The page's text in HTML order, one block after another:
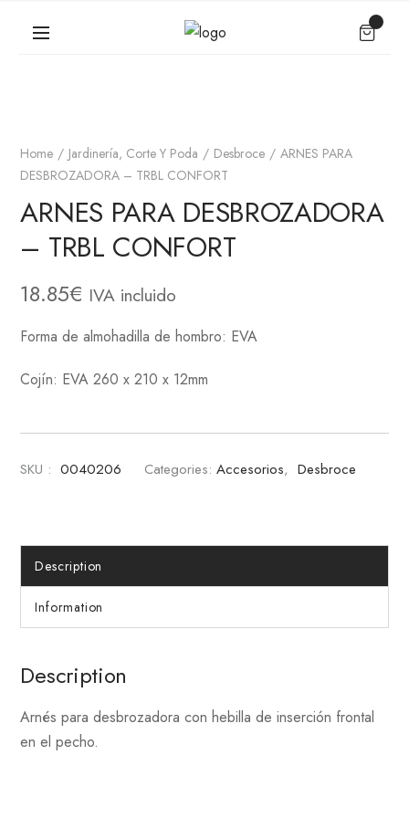
Home Jardinería, Corte Y Poda Desbroce
ARNES PARA
DESBROZADORA – TRBL CONFORT
ARNES PARA DESBROZADORA
– TRBL CONFORT
18.85€ IVA incluido
Forma de almohadilla de hombro: EVA
Cojín: EVA 260 x 210 x 12mm
SKU : 0040206 Categories: Accesorios, Desbroce
Description
Information
Description
Arnés para desbrozadora con hebilla de inserción frontal
en el pecho.